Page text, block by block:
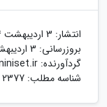
انتشار: 3 اردیبهشت 1404
بروزرسانی: 3 اردیبهشت 1404
گردآورنده:
شناسه مطلب: 2377